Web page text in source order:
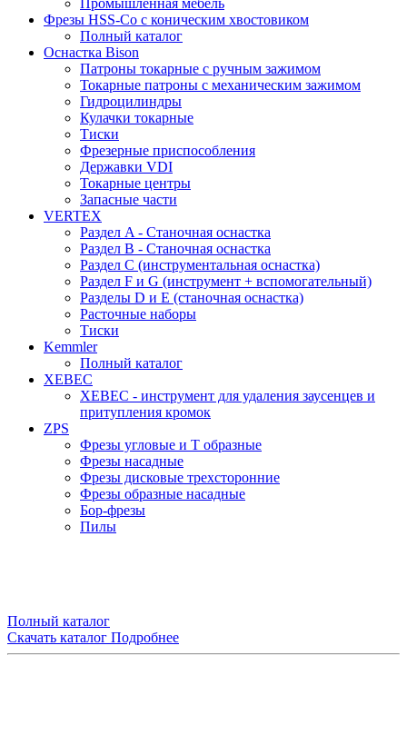
Фрезы HSS-Co с коническим хвостовиком
Полный каталог
Оснастка Bison
Патроны токарные с ручным зажимом
Токарные патроны с механическим зажимом
Гидроцилиндры
Кулачки токарные
Тиски
Фрезерные приспособления
Державки VDI
Токарные центры
Запасные части
VERTEX
Раздел A - Станочная оснастка
Раздел B - Станочная оснастка
Раздел C (инструментальная оснастка)
Раздел F и G (инструмент + вспомогательный)
Разделы D и E (станочная оснастка)
Расточные наборы
Тиски
Kemmler
Полный каталог
XEBEC
XEBEC - инструмент для удаления заусенцев и
притупления кромок
ZPS
Фрезы угловые и Т образные
Фрезы насадные
Фрезы дисковые трехсторонние
Фрезы образные насадные
Бор-фрезы
Пилы
Полный каталог
Скачать каталог Подробнее